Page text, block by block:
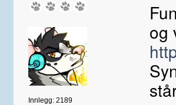
Innlegg: 2189
og